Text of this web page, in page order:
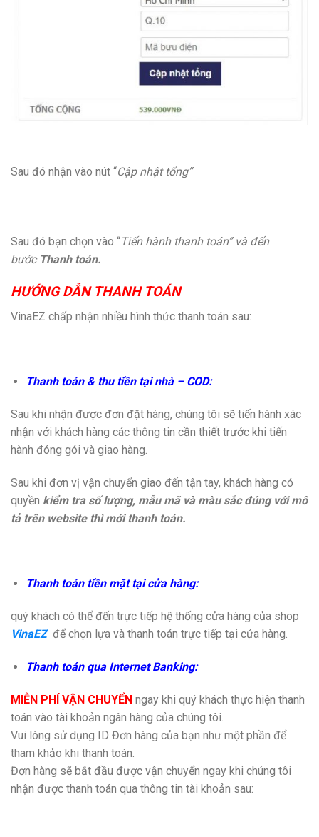
Sau đó nhận vào nút “Cập nhật tổng”
Sau đó bạn chọn vào “Tiến hành thanh toán” và đến
bước Thanh toán.
HƯỚNG DẪN THANH TOÁN
VinaEZ chấp nhận nhiều hình thức thanh toán sau:
Thanh toán & thu tiền tại nhà – COD:
Sau khi nhận được đơn đặt hàng, chúng tôi sẽ tiến hành xác
nhận với khách hàng các thông tin cần thiết trước khi tiến
hành đóng gói và giao hàng.
Sau khi đơn vị vận chuyển giao đến tận tay, khách hàng có
quyền kiểm tra số lượng, mẫu mã và màu sắc đúng với mô
tả trên website thì mới thanh toán.
Thanh toán tiền mặt tại cửa hàng:
quý khách có thể đến trực tiếp hệ thống cửa hàng của shop
VinaEZđể chọn lựa và thanh toán trực tiếp tại cửa hàng.
Thanh toán qua Internet Banking:
MIỄN PHÍ VẬN CHUYỂN ngay khi quý khách thực hiện thanh
toán vào tài khoản ngân hàng của chúng tôi.
Vui lòng sử dụng ID Đơn hàng của bạn như một phần để
tham khảo khi thanh toán.
Đơn hàng sẽ bắt đầu được vận chuyển ngay khi chúng tôi
nhận được thanh toán qua thông tin tài khoản sau: